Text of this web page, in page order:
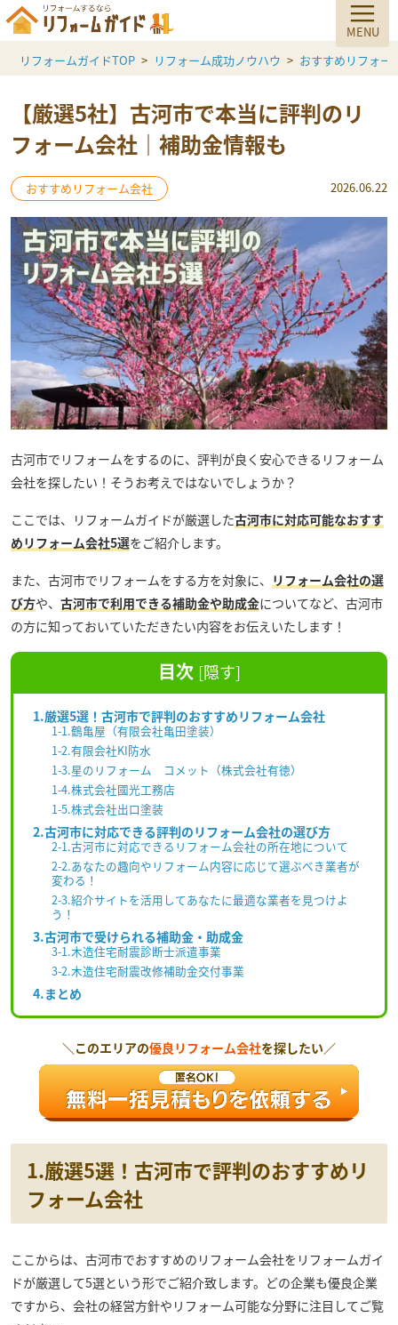
リフォームガイドTOP リフォーム成功ノウハウ おすすめリフォー
【厳選5社】古河市で本当に評判のリ
フォーム会社｜補助金情報も
おすすめリフォーム会社 2026.06.22
古河市でリフォームをするのに、評判が良く安心できるリフォーム
会社を探したい！そうお考えではないでしょうか？
ここでは、リフォームガイドが厳選した古河市に対応可能なおすす
めリフォーム会社5選をご紹介します。
また、古河市でリフォームをする方を対象に、 リフォーム会社の選
び方や、 古河市で利用できる補助金や助成金についてなど、古河市
の方に知っておいていただきたい内容をお伝えいたします！
目次 [隠す]
1.厳選5選！古河市で評判のおすすめリフォーム会社
1-1.鶴亀屋（有限会社亀田塗装）
1-2.有限会社KI防水
1-3.星のリフォーム コメット（株式会社有徳）
1-4.株式会社國光工務店
1-5.株式会社出口塗装
2.古河市に対応できる評判のリフォーム会社の選び方
2-1.古河市に対応できるリフォーム会社の所在地について
2-2.あなたの趣向やリフォーム内容に応じて選ぶべき業者が
変わる！
2-3.紹介サイトを活用してあなたに最適な業者を見つけよ
う！
3.古河市で受けられる補助金・助成金
3-1.木造住宅耐震診断士派遣事業
3-2.木造住宅耐震改修補助金交付事業
4.まとめ
＼このエリアの優良リフォーム会社を探したい／
1.厳選5選！ 古河市で評判のおすすめリ
フォーム会社
ここからは、古河市でおすすめのリフォーム会社をリフォームガイ
ドが厳選して5選という形でご紹介致します。どの企業も優良企業
ですから、会社の経営方針やリフォーム可能な分野に注目してご覧